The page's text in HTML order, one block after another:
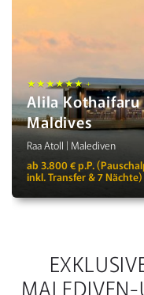
★★★★★★ +
Alila Kothaifaru
Maldives
Raa Atoll | Malediven
ab 3.800 € p.P.
inkl. Transfer & 7 Nächte)
MALEDIVEN-